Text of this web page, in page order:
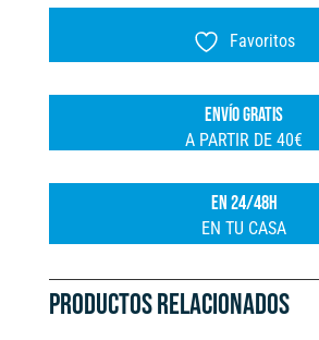
Favoritos
ENVÍO GRATIS
A PARTIR DE 40€
EN 24/48H
EN TU CASA
PRODUCTOS RELACIONADOS